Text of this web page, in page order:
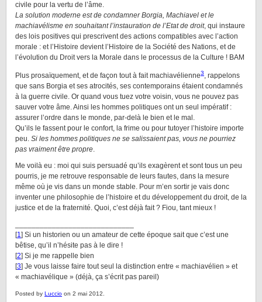
civile pour la vertu de l’âme.
La solution moderne est de condamner Borgia, Machiavel et le
machiavélisme en souhaitant l’instauration de l’Etat de droit, qui instaure
des lois positives qui prescrivent des actions compatibles avec l’action
morale : et l’Histoire devient l’Histoire de la Société des Nations, et de
l’évolution du Droit vers la Morale dans le processus de la Culture ! BAM
Plus prosaïquement, et de façon tout à fait machiavélienne3, rappelons
que sans Borgia et ses atrocités, ses contemporains étaient condamnés
à la guerre civile. Or quand vous tuez votre voisin, vous ne pouvez pas
sauver votre âme. Ainsi les hommes politiques ont un seul impératif :
assurer l’ordre dans le monde, par-delà le bien et le mal.
Qu’ils le fassent pour le confort, la frime ou pour tutoyer l’histoire importe
peu. Si les hommes politiques ne se salissaient pas, vous ne pourriez
pas vraiment être propre.
Me voilà eu : moi qui suis persuadé qu’ils exagèrent et sont tous un peu
pourris, je me retrouve responsable de leurs fautes, dans la mesure
même où je vis dans un monde stable. Pour m’en sortir je vais donc
inventer une philosophie de l’histoire et du développement du droit, de la
justice et de la fraternité. Quoi, c’est déjà fait ? Fiou, tant mieux !
[1] Si un historien ou un amateur de cette époque sait que c’est une
bêtise, qu’il n’hésite pas à le dire !
[2] Si je me rappelle bien
[3] Je vous laisse faire tout seul la distinction entre « machiavélien » et
« machiavélique » (déjà, ça s’écrit pas pareil)
Posted by Luccio on 2 mai 2012.